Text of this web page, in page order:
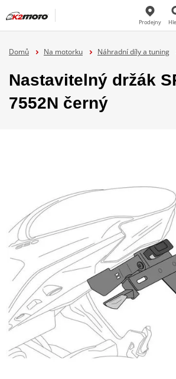
Prodejny
Domů Na motorku Náhradní díly a tuning
Nastavitelný držák
7552N černý